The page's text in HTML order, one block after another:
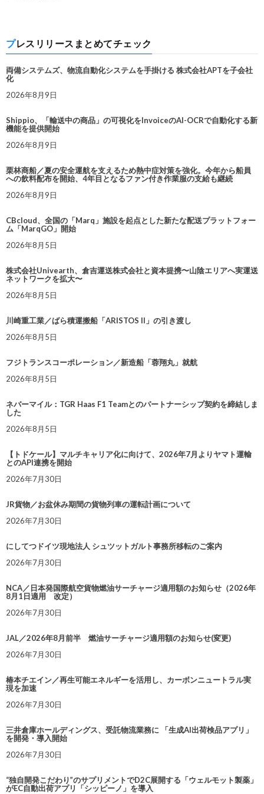
プレスリリースまとめてチェック
両備システムズ、物流自動化システムを手掛ける 株式会社APTを子会社
化
2026年8月9日
Shippio、「輸送中の商品」の可視化をInvoiceのAI-OCRで自動化する新
機能を提供開始
2026年8月9日
栗林商船／夏の安全運航を支えるため熱中症対策を強化。今年から船員
への飲料配布を開始、4年目となるファン付き作業服の支給も継続
2026年8月9日
CBcloud、全国の「Marq」施設を起点とした新たな配送プラットフォー
ム「MarqGO」開始
2026年8月5日
株式会社Univearth、倉吉運送株式会社と資本提携〜山陰エリアへ実運送
ネットワークを拡大〜
2026年8月5日
川崎重工業／ばら積運搬船「ARISTOS II」の引き渡し
2026年8月5日
フジトランスコーポレーション／新造船「蓉翔丸」就航
2026年8月5日
ネバーマイル：TGR Haas F1 Teamとのパートナーシップ契約を締結しま
した
2026年8月5日
【トドケール】マルチキャリア化に向けて、2026年7月よりヤマト運輸
とのAPI連携を開始
2026年7月30日
JR貨物／お盆休み期間の貨物列車の運転計画について
2026年7月30日
にしてつドイツ現地法人 シュツットガルト事務所移転のご案内
2026年7月30日
NCA／日本発国際航空貨物燃油サーチャージ適用額のお知らせ（2026年
8月1日適用 改定）
2026年7月30日
JAL／2026年8月前半 燃油サーチャージ適用額のお知らせ(変更)
2026年7月30日
椿本チエイン／再生可能エネルギーを活用し、カーボンニュートラル実
現を加速
2026年7月30日
三井倉庫ホールディングス、受託物流業務に 「生成AI出荷検品アプリ」
を開発・導入開始
2026年7月30日
“独自開発こだわり”のサプリメントでD2C展開する「ウェルモット製薬」
がEC自動出荷アプリ「シッピーノ」を導入